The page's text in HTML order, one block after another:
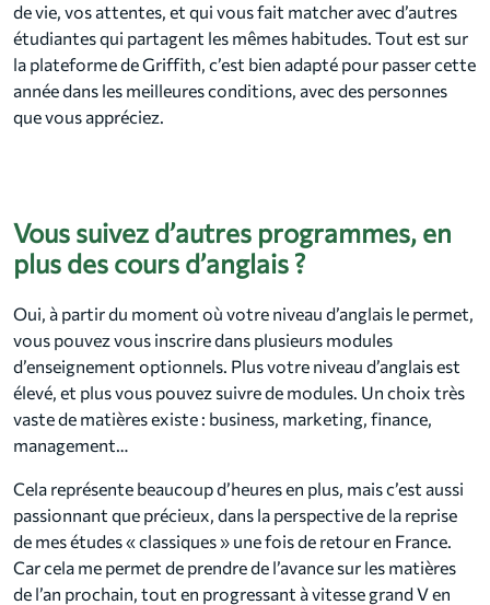
de vie, vos attentes, et qui vous fait matcher avec d’autres
étudiantes qui partagent les mêmes habitudes. Tout est sur
la plateforme de Griffith, c’est bien adapté pour passer cette
année dans les meilleures conditions, avec des personnes
que vous appréciez.
Vous suivez d’autres programmes, en
plus des cours d’anglais ?
Oui, à partir du moment où votre niveau d’anglais le permet,
vous pouvez vous inscrire dans plusieurs modules
d’enseignement optionnels. Plus votre niveau d’anglais est
élevé, et plus vous pouvez suivre de modules. Un choix très
vaste de matières existe : business, marketing, finance,
management…
Cela représente beaucoup d’heures en plus, mais c’est aussi
passionnant que précieux, dans la perspective de la reprise
de mes études « classiques » une fois de retour en France.
Car cela me permet de prendre de l’avance sur les matières
de l’an prochain, tout en progressant à vitesse grand V en